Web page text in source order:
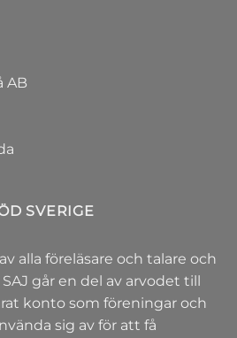
AB
SVERIGE
alla föreläsare och talare och
går en del av arvodet till
konto som föreningar och
sig av för att få